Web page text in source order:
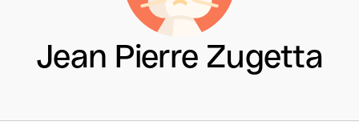
Jean Pierre Zugetta